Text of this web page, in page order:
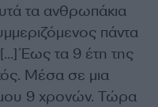
τα ανθρωπάκια
πάντα
Έως τα 9 έτη της
Μέσα σε μια
9 χρονών. Τώρα